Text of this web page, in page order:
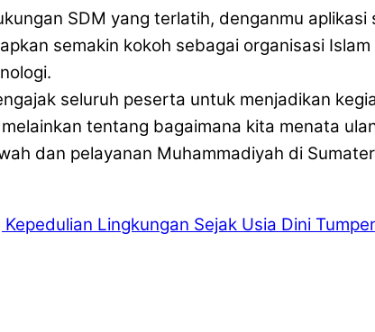
SDM yang terlatih, denganmu
semakin kokoh sebagai organisasi
seluruh peserta untuk menjadikan
tentang bagaimana kita menata
dan pelayanan Muhammadiyah di
Lingkungan Sejak Usia Dini